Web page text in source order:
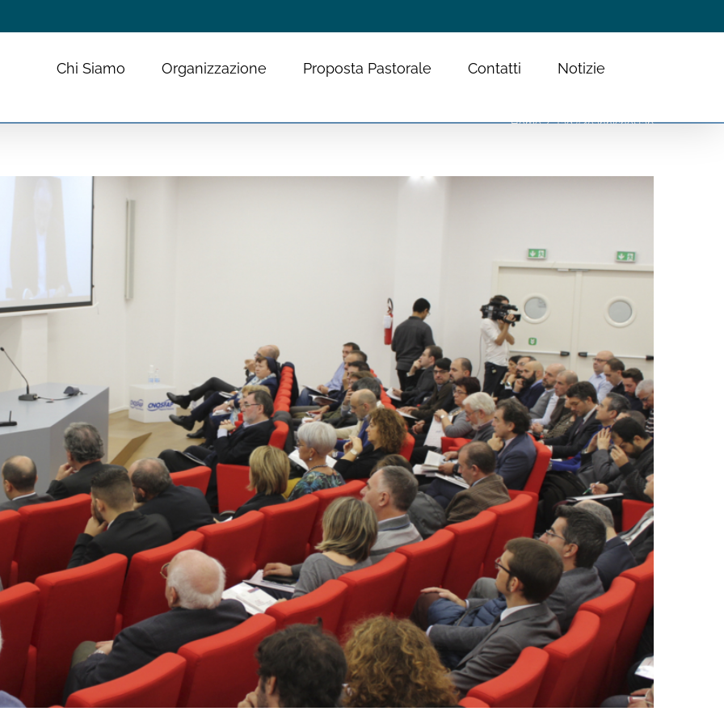
Chi Siamo Organizzazione Proposta Pastorale Contatti Notizie
Home Tag:#40annicnosfap